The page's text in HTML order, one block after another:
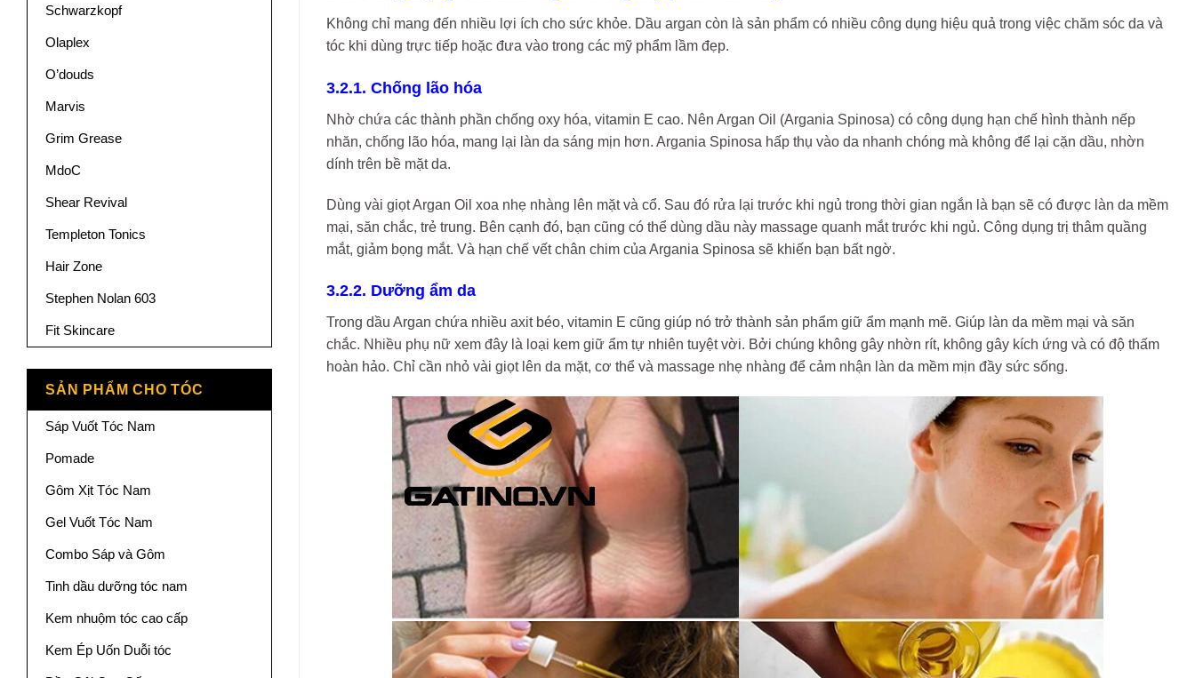
Schwarzkopf
Olaplex
O’douds
Marvis
Grim Grease
MdoC
Shear Revival
Templeton Tonics
Hair Zone
Stephen Nolan 603
Fit Skincare
SẢN PHẨM CHO TÓC
Sáp Vuốt Tóc Nam
Pomade
Gôm Xịt Tóc Nam
Gel Vuốt Tóc Nam
Combo Sáp và Gôm
Tinh dầu dưỡng tóc nam
Kem nhuộm tóc cao cấp
Kem Ép Uốn Duỗi tóc
Không chỉ mang đến nhiều lợi ích cho sức khỏe. Dầu argan còn là sản phẩm có nhiều công dụng hiệu quả trong việc chăm sóc da và
tóc khi dùng trực tiếp hoặc đưa vào trong các mỹ phẩm lầm đẹp.
3.2.1. Chống lão hóa
Nhờ chứa các thành phần chống oxy hóa, vitamin E cao. Nên Argan Oil (Argania Spinosa) có công dụng hạn chế hình thành nếp
nhăn, chống lão hóa, mang lại làn da sáng mịn hơn. Argania Spinosa hấp thụ vào da nhanh chóng mà không để lại cặn dầu, nhờn
dính trên bề mặt da.
Dùng vài giọt Argan Oil xoa nhẹ nhàng lên mặt và cổ. Sau đó rửa lại trước khi ngủ trong thời gian ngắn là bạn sẽ có được làn da mềm
mại, săn chắc, trẻ trung. Bên cạnh đó, bạn cũng có thể dùng dầu này massage quanh mắt trước khi ngủ. Công dụng trị thâm quầng
mắt, giảm bọng mắt. Và hạn chế vết chân chim của Argania Spinosa sẽ khiến bạn bất ngờ.
3.2.2. Dưỡng ẩm da
Trong dầu Argan chứa nhiều axit béo, vitamin E cũng giúp nó trở thành sản phẩm giữ ẩm mạnh mẽ. Giúp làn da mềm mại và săn
chắc. Nhiều phụ nữ xem đây là loại kem giữ ẩm tự nhiên tuyệt vời. Bởi chúng không gây nhờn rít, không gây kích ứng và có độ thấm
hoàn hảo. Chỉ cần nhỏ vài giọt lên da mặt, cơ thể và massage nhẹ nhàng để cảm nhận làn da mềm mịn đầy sức sống.